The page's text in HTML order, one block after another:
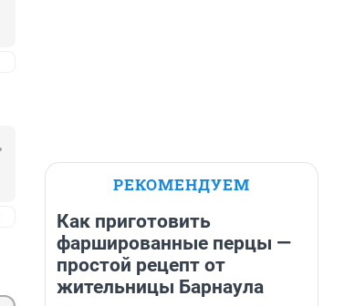
РЕКОМЕНДУЕМ
Как приготовить
фаршированные перцы —
простой рецепт от
жительницы Барнаула